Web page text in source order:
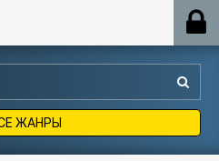
ЖАНРЫ